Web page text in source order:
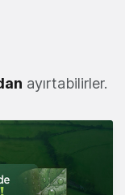
ayırtabilirler.